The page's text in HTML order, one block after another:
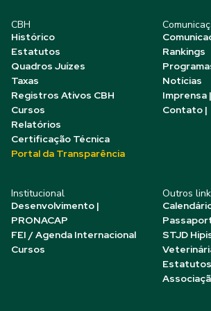
CBH
Histórico
Estatutos
Quadros Juízes
Taxas
Registros Ativos CBH
Cursos
Relatórios
Certificação Técnica
Portal da Transparência
Rankings
Notícias
Imprensa
Contato |
Institucional
Desenvolvimento |
PRONACAP
FEI / Agenda Internacional
Cursos
Outros
STJD
Estatutos